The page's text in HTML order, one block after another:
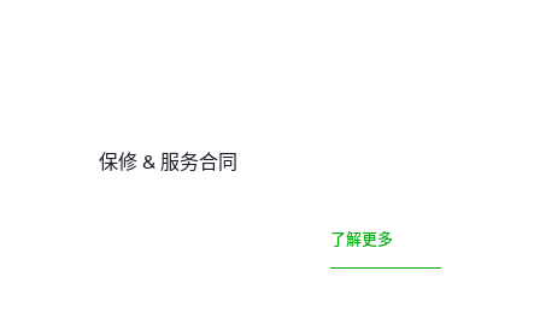
保修 & 服务合同
了解更多